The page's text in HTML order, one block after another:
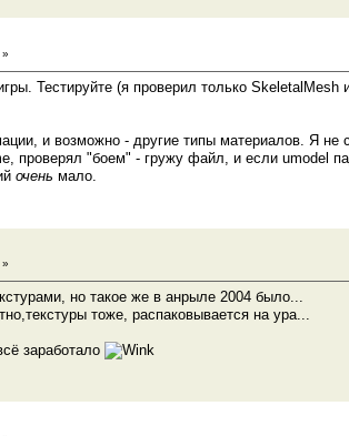
Тестируйте (я проверил только
и возможно - другие типы материалов. Я не
проверял "боем" - гружу файл, и если umodel
очень мало.
но такое же в анрыле 2004 было...
тоже, распаковывается на ура...
заработало